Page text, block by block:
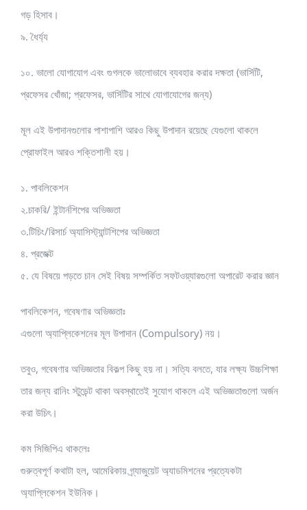
গড় হিসাব।
৯. ধৈর্য্য
১০. ভালো যোগাযোগ এবং গুগলকে ভালোভাবে ব্যবহার করার দক্ষতা (ভার্সিটি,
প্রফেসর খোঁজা; প্রফেসর, ভার্সিটির সাথে যোগাযোগের জন্য)
মূল এই উপাদানগুলোর পাশাপাশি আরও কিছু উপাদান রয়েছে যেগুলো থাকলে
প্রোফাইল আরও শক্তিশালী হয়।
১. পাবলিকেশন
২.চাকরি/ ইন্টার্নশিপের অভিজ্ঞতা
৩.টিচিং/রিসার্চ অ্যাসিস্ট্যান্টশিপের অভিজ্ঞতা
৪. প্রজেক্ট
৫. যে বিষয়ে পড়তে চান সেই বিষয় সম্পর্কিত সফটওয়্যারগুলো অপারেট করার জ্ঞান
পাবলিকেশন, গবেষণার অভিজ্ঞতাঃ
এগুলো অ্যাপ্লিকেশনের মূল উপাদান (Compulsory) নয়।
তবুও, গবেষণার অভিজ্ঞতার বিকল্প কিছু হয় না। সত্যি বলতে, যার লক্ষ্য উচ্চশিক্ষা
তার জন্য রানিং স্টুডেন্ট থাকা অবস্থাতেই সুযোগ থাকলে এই অভিজ্ঞতাগুলো অর্জন
করা উচিৎ।
কম সিজিপিএ থাকলেঃ
গুরুত্বপূর্ণ কথাটা হল, আমেরিকায় গ্র্যাজুয়েট অ্যাডমিশনের প্রত্যেকটা
অ্যাপ্লিকেশন ইউনিক।